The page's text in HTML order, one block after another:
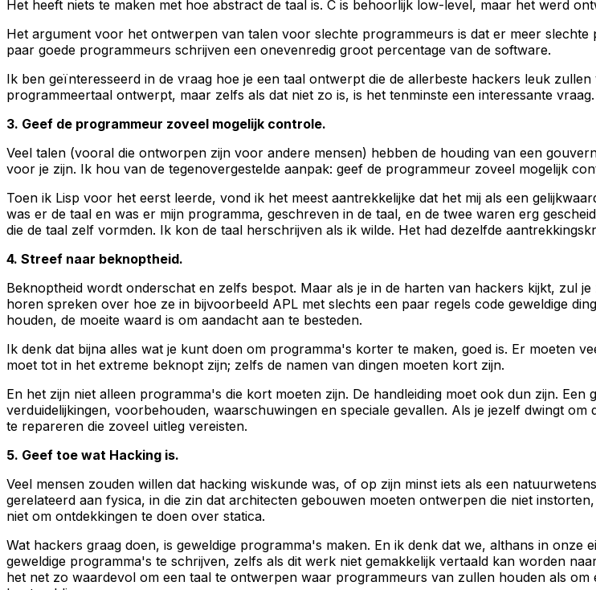
Het heeft niets te maken met hoe abstract de taal is. C is behoorlijk low-level, maar het werd
Het argument voor het ontwerpen van talen voor slechte programmeurs is dat er meer
paar goede programmeurs schrijven een onevenredig groot percentage van de software.
Ik ben geïnteresseerd in de vraag hoe je een taal ontwerpt die de allerbeste hackers leuk
programmeertaal ontwerpt, maar zelfs als dat niet zo is, is het tenminste een interessante vraag.
3. Geef de programmeur zoveel mogelijk controle.
Veel talen (vooral die ontworpen zijn voor andere mensen) hebben de houding van een
voor je zijn. Ik hou van de tegenovergestelde aanpak: geef de programmeur zoveel mogelijk
Toen ik Lisp voor het eerst leerde, vond ik het meest aantrekkelijke dat het mij als een
was er de taal en was er mijn programma, geschreven in de taal, en de twee waren erg
die de taal zelf vormden. Ik kon de taal herschrijven als ik wilde. Het had dezelfde
4. Streef naar beknoptheid.
Beknoptheid wordt onderschat en zelfs bespot. Maar als je in de harten van hackers kijkt, zul
horen spreken over hoe ze in bijvoorbeeld APL met slechts een paar regels code geweldige
houden, de moeite waard is om aandacht aan te besteden.
Ik denk dat bijna alles wat je kunt doen om programma's korter te maken, goed is. Er moeten
moet tot in het extreme beknopt zijn; zelfs de namen van dingen moeten kort zijn.
En het zijn niet alleen programma's die kort moeten zijn. De handleiding moet ook dun zijn.
verduidelijkingen, voorbehouden, waarschuwingen en speciale gevallen. Als je jezelf dwingt
te repareren die zoveel uitleg vereisten.
5. Geef toe wat Hacking is.
Veel mensen zouden willen dat hacking wiskunde was, of op zijn minst iets als een
gerelateerd aan fysica, in die zin dat architecten gebouwen moeten ontwerpen die niet
niet om ontdekkingen te doen over statica.
Wat hackers graag doen, is geweldige programma's maken. En ik denk dat we, althans in
geweldige programma's te schrijven, zelfs als dit werk niet gemakkelijk vertaald kan worden
het net zo waardevol om een taal te ontwerpen waar programmeurs van zullen houden als